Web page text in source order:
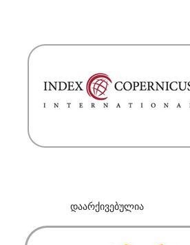
დაარქივებულია